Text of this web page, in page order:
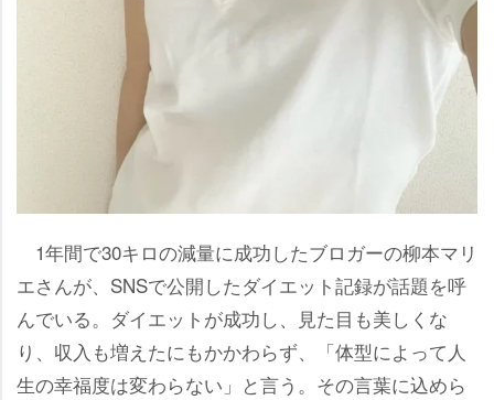
1年間で30キロの減量に成功したブロガーの柳本マリ
エさんが、SNSで公開したダイエット記録が話題を呼
んでいる。ダイエットが成功し、見た目も美しくな
り、収入も増えたにもかかわらず、「体型によって人
生の幸福度は変わらない」と言う。その言葉に込めら